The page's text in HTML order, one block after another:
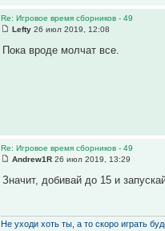
Re: Игровое время сборников - 49
Lefty 26 июл 2019, 12:08
Пока вроде молчат все.
Re: Игровое время сборников - 49
Andrew1R 26 июл 2019, 13:29
Значит, добивай до 15 и
Не уходи хоть ты, а то скоро играть